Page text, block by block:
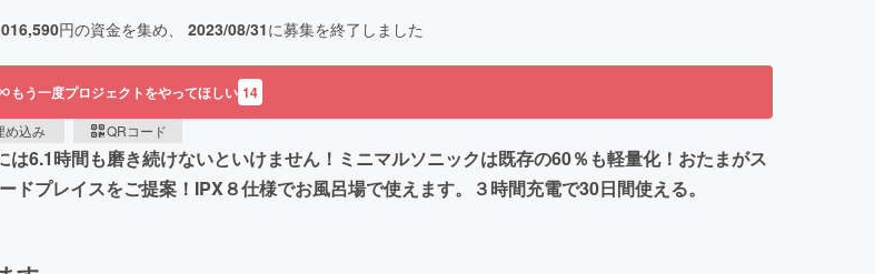
円の資金を集め、 2023/08/31に募集を終了しました
もう一度プロジェクトをやってほしい 14
め込み QRコード
6.1時間も磨き続けないといけません！ミニマルソニックは既存の60％も軽量化！おたまがス
プレイスをご提案！IPX８仕様でお風呂場で使えます。３時間充電で30日間使える。